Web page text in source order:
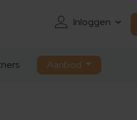
Inloggen
Aanbod